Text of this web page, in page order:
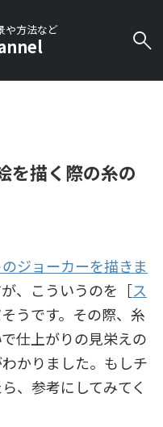
や方法など
を描く際の糸の
ジョーカーを描きま
、こういうのを［ス
うです。その際、糸
仕上がりの見栄えの
かりました。もしチ
、参考にしてみてく